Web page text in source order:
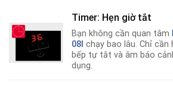
Timer: Hẹn giờ tắt
Bạn không cần quan tâm
08I chạy bao lâu. Chỉ
bếp tự tắt và âm báo
dụng.